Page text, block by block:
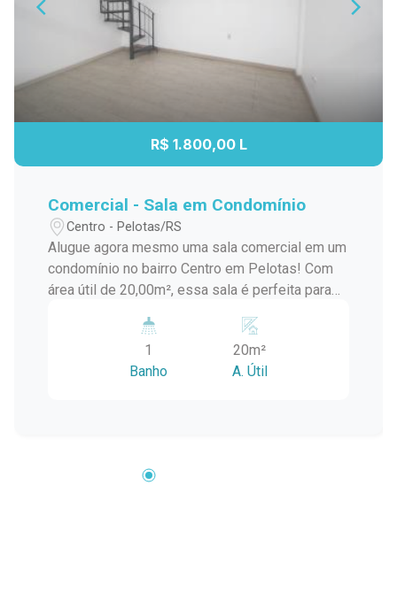
R$ 1.800,00 L
Comercial - Sala em Condomínio
Centro - Pelotas/RS
Alugue agora mesmo uma sala comercial em um
condomínio no bairro Centro em Pelotas! Com
área útil de 20,00m², essa sala é perfeita para
para o seu negócio. A localização é privilegiada,
próxima a bancos, comércios e serviços
salas de aula, entre outros. Não perca essa
1
Banho
20m²
A. Útil